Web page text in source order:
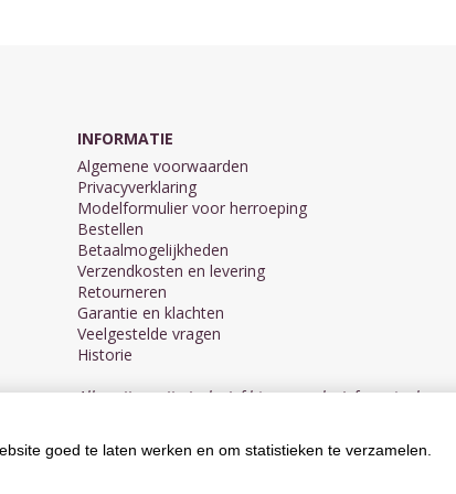
INFORMATIE
Algemene voorwaarden
Privacyverklaring
Modelformulier voor herroeping
Bestellen
Betaalmogelijkheden
Verzendkosten en levering
Retourneren
Garantie en klachten
Veelgestelde vragen
Historie
Alle prijzen zijn inclusief btw en exclusief eventuele
goed te laten werken en om statistieken te verzamelen.